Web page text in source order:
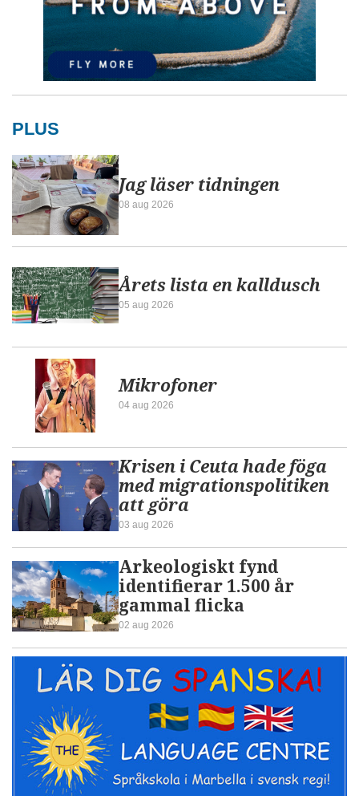
PLUS
Jag läser tidningen
08 aug 2026
Årets lista en kalldusch
05 aug 2026
Mikrofoner
04 aug 2026
Krisen i Ceuta hade föga
med migrationspolitiken
att göra
03 aug 2026
Arkeologiskt fynd
identifierar 1.500 år
gammal flicka
02 aug 2026